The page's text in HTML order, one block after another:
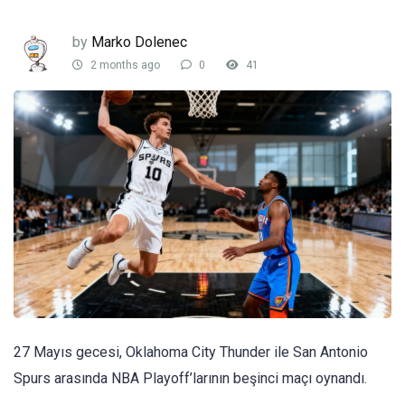
by Marko Dolenec
2 months ago 0 41
27 Mayıs gecesi, Oklahoma City Thunder ile San Antonio
Spurs arasında NBA Playoff’larının beşinci maçı oynandı.